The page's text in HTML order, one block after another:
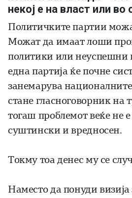
некој е на власт или во
Политичките партии
Можат да имаат лоши
политики или неуспешни
една партија ќе почне
занемарува
стане гласноговорник на
тогаш проблемот веќе не
суштински и вредносен.
Токму тоа денес му се
Наместо да понуди